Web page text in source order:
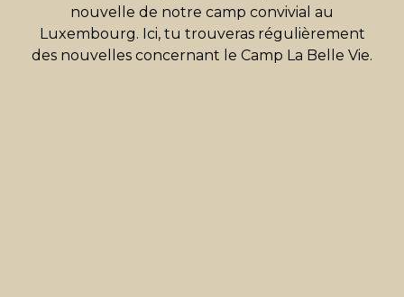
nouvelle de notre camp convivial au
Luxembourg. Ici, tu trouveras régulièrement
des nouvelles concernant le Camp La Belle Vie.